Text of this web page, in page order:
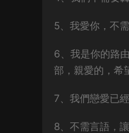
5、我愛你，不
6、我是你的路
部，親愛的，希
7、我們戀愛已
8、不需言語，